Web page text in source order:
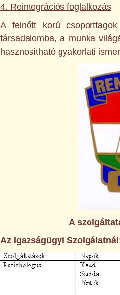
4. Reintegrációs foglalkozás
A felnőtt korú
társadalomba, a munka
hasznosítható gyakorlati
A
Az Igazságügyi